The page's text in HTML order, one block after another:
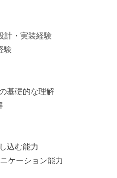
計・実装経験
験
基礎的な理解
込む能力
ケーション能力